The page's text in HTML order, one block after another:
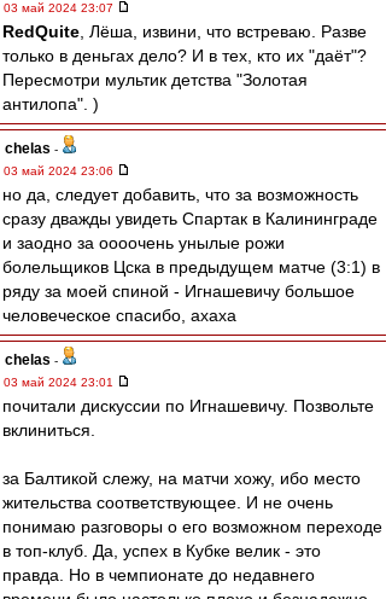
03 май 2024 23:07
RedQuite , Лёша, извини, что встреваю. Разве
только в деньгах дело? И в тех, кто их "даёт"?
Пересмотри мультик детства "Золотая
антилопа". )
chelas -
03 май 2024 23:06
но да, следует добавить, что за возможность
сразу дважды увидеть Спартак в Калининграде
и заодно за оооочень унылые рожи
болельщиков Цска в предыдущем матче (3:1) в
ряду за моей спиной - Игнашевичу большое
человеческое спасибо, ахаха
chelas -
03 май 2024 23:01
почитали дискуссии по Игнашевичу. Позвольте
вклиниться.
за Балтикой слежу, на матчи хожу, ибо место
жительства соответствующее. И не очень
понимаю разговоры о его возможном переходе
в топ-клуб. Да, успех в Кубке велик - это
правда. Но в чемпионате до недавнего